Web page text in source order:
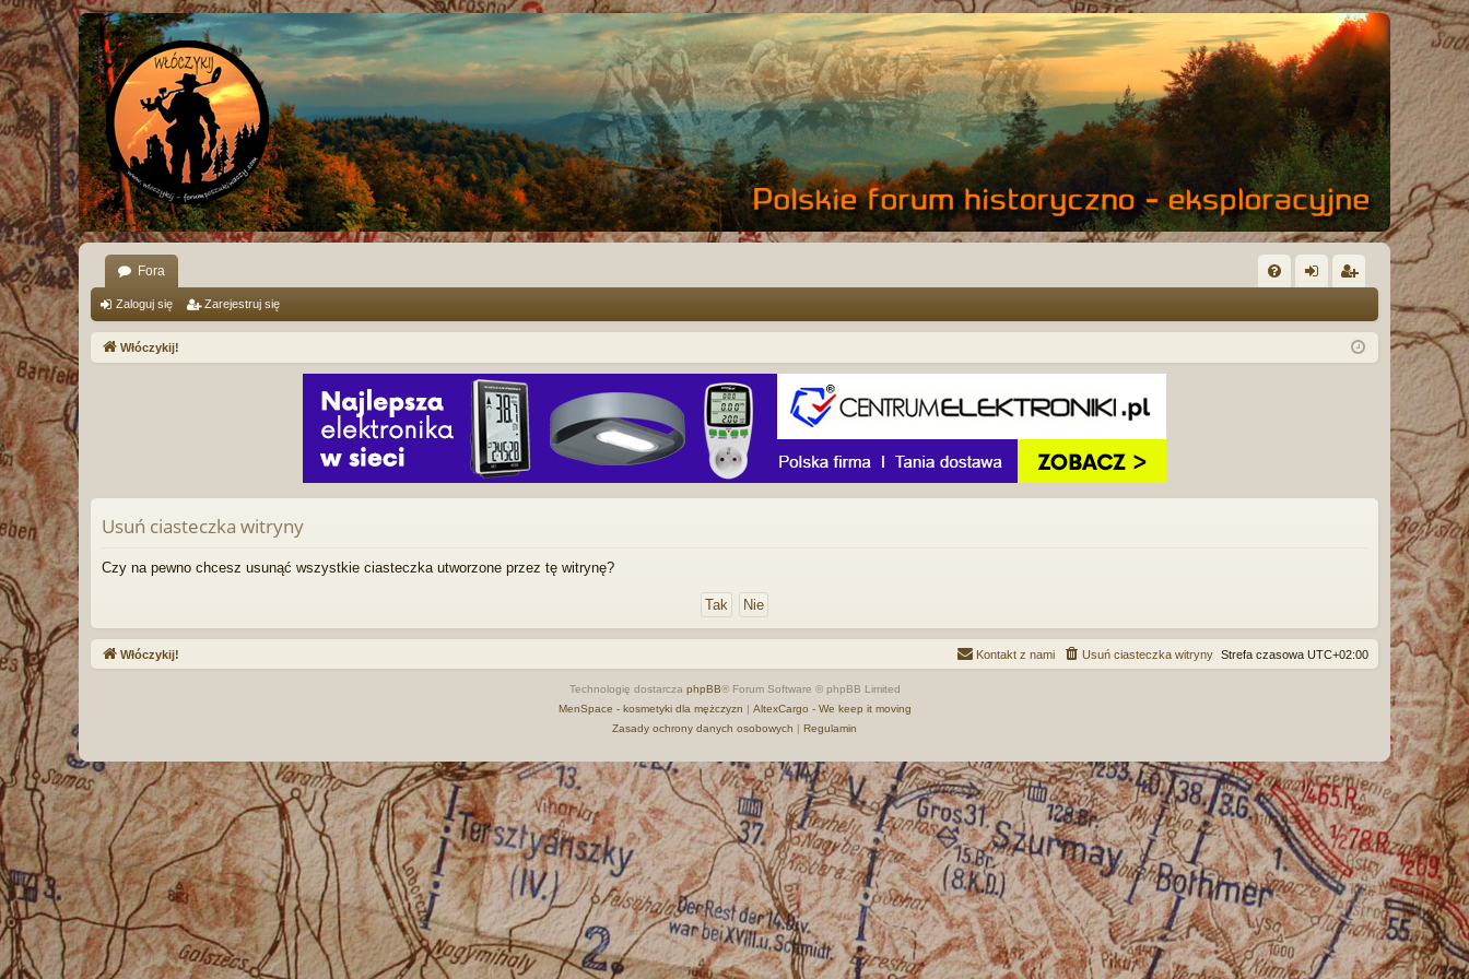
Fora
Q og ej
ę
Zaloguj się Zarejestruj się
Włóczykij!
Usuń ciasteczka witryny
Czy na pewno chcesz usunąć wszystkie ciasteczka utworzone przez tę witrynę?
Włóczykij! Strefa czasowa UTC+02:00
Usuń ciasteczka witryny
Kontakt z nami
Technologię dostarcza phpBB® Forum Software © phpBB Limited
MenSpace - kosmetyki dla mężczyzn | AltexCargo - We keep it moving
Zasady ochrony danych osobowych | Regulamin